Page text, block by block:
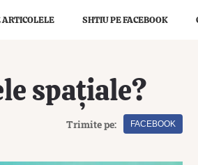
SHTIU PE FACEBOOK
spațiale?
Trimite pe: FACEBOOK